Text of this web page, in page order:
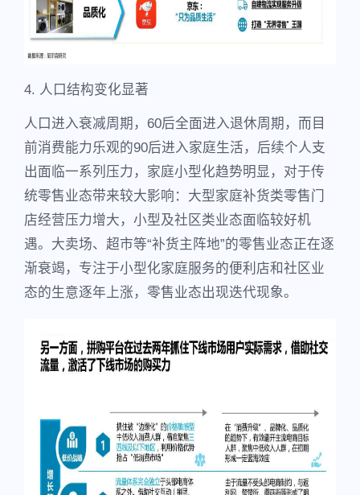
4. 人口结构变化显著
人口进入衰减周期，60后全面进入退休周期，而目
前消费能力乐观的90后进入家庭生活，后续个人支
出面临一系列压力，家庭小型化趋势明显，对于传
统零售业态带来较大影响：大型家庭补货类零售门
店经营压力增大，小型及社区类业态面临较好机
遇。大卖场、超市等“补货主阵地”的零售业态正在逐
渐衰竭，专注于小型化家庭服务的便利店和社区业
态的生意逐年上涨，零售业态出现迭代现象。